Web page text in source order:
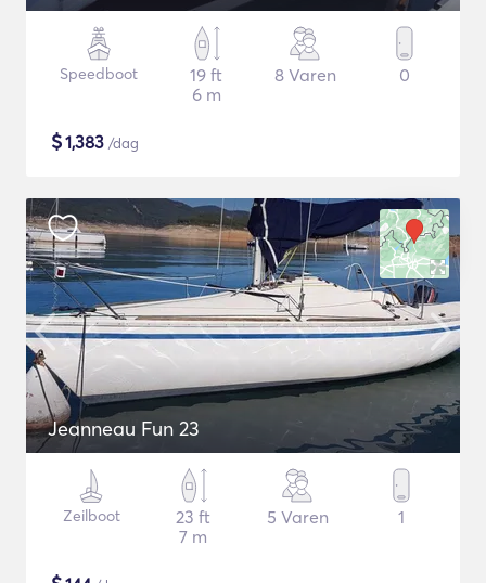
Speedboot
19 ft
6 m
8 Varen 0
$1,383 /dag
Jeanneau Fun 23
Zeilboot
23 ft
7 m
5 Varen 1